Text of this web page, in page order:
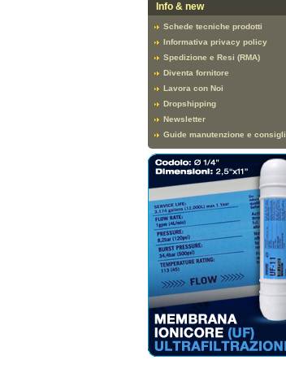
Info & new
Schede tecniche prodotti
Informativa privacy policy
Spedizione e Resi (RMA)
Diventa fornitore
Lavora con Noi
Dropshipping
Newsletter
Guide manutenzione e consigli